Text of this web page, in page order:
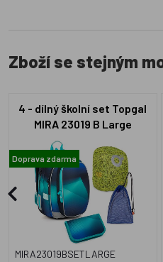
Zboží se stejným
4 - dílný školní set Topgal
MIRA 23019 B Large
Doprava zdarma
MIRA23019BSETLARGE